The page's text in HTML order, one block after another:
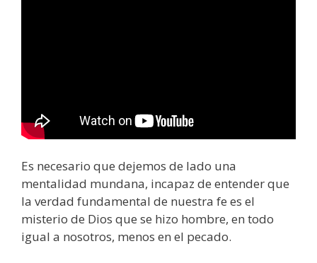
Es necesario que dejemos de lado una
mentalidad mundana, incapaz de entender que
la verdad fundamental de nuestra fe es el
misterio de Dios que se hizo hombre, en todo
igual a nosotros, menos en el pecado.